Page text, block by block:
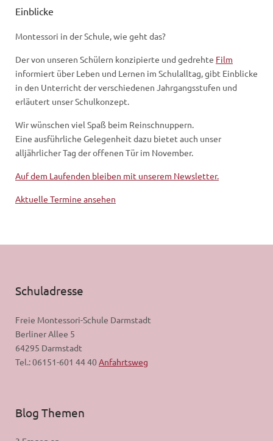
Einblicke
Montessori in der Schule, wie geht das?
Der von unseren Schülern konzipierte und gedrehte Film
informiert über Leben und Lernen im Schulalltag, gibt Einblicke
in den Unterricht der verschiedenen Jahrgangsstufen und
erläutert unser Schulkonzept.
Wir wünschen viel Spaß beim Reinschnuppern.
Eine ausführliche Gelegenheit dazu bietet auch unser
alljährlicher Tag der offenen Tür im November.
Auf dem Laufenden bleiben mit unserem Newsletter.
Aktuelle Termine ansehen
Schuladresse
Freie Montessori-Schule Darmstadt
Berliner Allee 5
64295 Darmstadt
Tel.: 06151-601 44 40Anfahrtsweg
Blog Themen